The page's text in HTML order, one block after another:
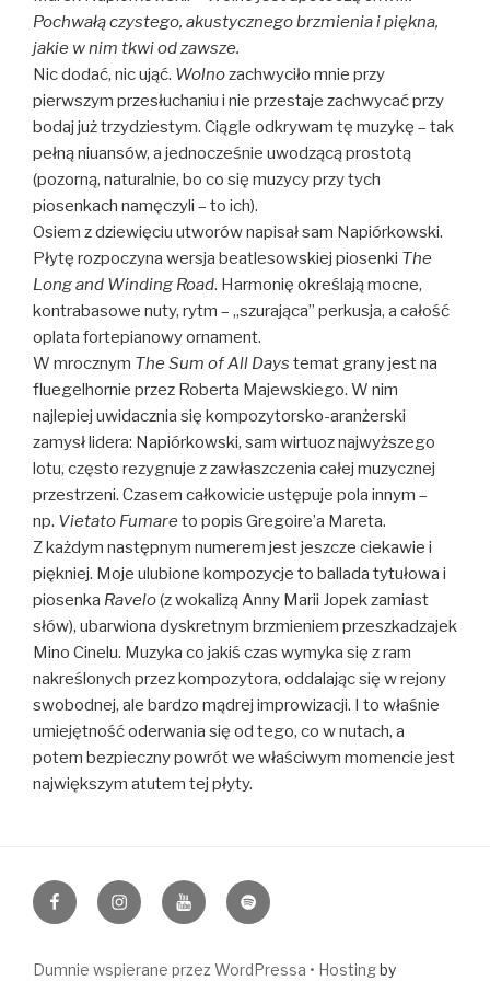
Pochwałą czystego, akustycznego brzmienia i piękna,
jakie w nim tkwi od zawsze.
Nic dodać, nic ująć. Wolnozachwyciło mnie przy
pierwszym przesłuchaniu i nie przestaje zachwycać przy
bodaj już trzydziestym. Ciągle odkrywam tę muzykę – tak
pełną niuansów, a jednocześnie uwodzącą prostotą
(pozorną, naturalnie, bo co się muzycy przy tych
piosenkach namęczyli – to ich).
Osiem z dziewięciu utworów napisał sam Napiórkowski.
Płytę rozpoczyna wersja beatlesowskiej piosenki The
Long and Winding Road. Harmonię określają mocne,
kontrabasowe nuty, rytm – „szurająca” perkusja, a całość
oplata fortepianowy ornament.
W mrocznym The Sum of All Days temat grany jest na
fluegelhornie przez Roberta Majewskiego. W nim
najlepiej uwidacznia się kompozytorsko-aranżerski
zamysł lidera: Napiórkowski, sam wirtuoz najwyższego
lotu, często rezygnuje z zawłaszczenia całej muzycznej
przestrzeni. Czasem całkowicie ustępuje pola innym –
np. Vietato Fumare to popis Gregoire’a Mareta.
Z każdym następnym numerem jest jeszcze ciekawie i
piękniej. Moje ulubione kompozycje to ballada tytułowa i
piosenka Ravelo(z wokalizą Anny Marii Jopek zamiast
słów), ubarwiona dyskretnym brzmieniem przeszkadzajek
Mino Cinelu. Muzyka co jakiś czas wymyka się z ram
nakreślonych przez kompozytora, oddalając się w rejony
swobodnej, ale bardzo mądrej improwizacji. I to właśnie
umiejętność oderwania się od tego, co w nutach, a
potem bezpieczny powrót we właściwym momencie jest
największym atutem tej płyty.
https://www.facebook.com/napiormusic
InstagramYouTubeSpotify
Dumnie wspierane przez WordPressa • Hostingby